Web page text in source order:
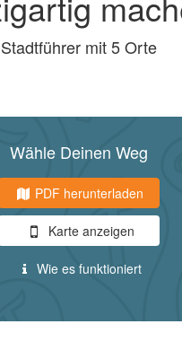
Stadtführer mit 5 Orte
Wähle Deinen Weg
PDF herunterladen
Karte anzeigen
Wie es funktioniert